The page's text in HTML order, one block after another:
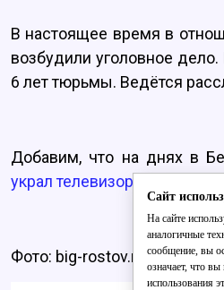
В настоящее время в
возбудили уголовное
6 лет тюрьмы. Ведётся
Добавим, что на днях в
украл телевизор
Фото: big-rostov.ru
Сайт
На сайте
аналогичные
сообщение, вы
означает, что
использования